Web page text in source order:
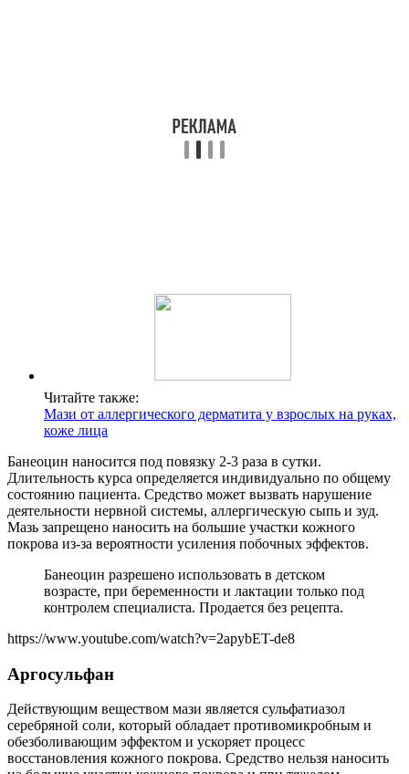
Читайте также:
Мази от аллергического дерматита у взрослых на руках,
коже лица
Банеоцин наносится под повязку 2-3 раза в сутки.
Длительность курса определяется индивидуально по общему
состоянию пациента. Средство может вызвать нарушение
деятельности нервной системы, аллергическую сыпь и зуд.
Мазь запрещено наносить на большие участки кожного
покрова из-за вероятности усиления побочных эффектов.
Банеоцин разрешено использовать в детском
возрасте, при беременности и лактации только под
контролем специалиста. Продается без рецепта.
https://www.youtube.com/watch?v=2apybET-de8
Аргосульфан
Действующим веществом мази является сульфатиазол
серебряной соли, который обладает противомикробным и
обезболивающим эффектом и ускоряет процесс
восстановления кожного покрова. Средство нельзя наносить